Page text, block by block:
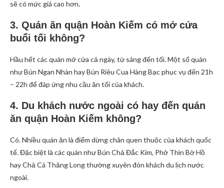
sẽ có mức giá cao hơn.
3. Quán ăn quận Hoàn Kiếm có mở cửa
buổi tối không?
Hầu hết các quán mở cửa cả ngày, từ sáng đến tối. Một số quán
như Bún Ngan Nhàn hay Bún Riêu Cua Hàng Bạc phục vụ đến 21h
– 22h để đáp ứng nhu cầu ăn tối của khách.
4. Du khách nước ngoài có hay đến quán
ăn quận Hoàn Kiếm không?
Có. Nhiều quán ăn là điểm dừng chân quen thuộc của khách quốc
tế. Đặc biệt là các quán như Bún Chả Đắc Kim, Phở Thìn Bờ Hồ
hay Chả Cá Thăng Long thường xuyên đón khách du lịch nước
ngoài.